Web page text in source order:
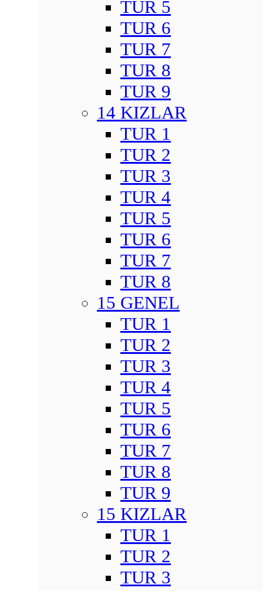
TUR 5
TUR 6
TUR 7
TUR 8
TUR 9
14 KIZLAR
TUR 1
TUR 2
TUR 3
TUR 4
TUR 5
TUR 6
TUR 7
TUR 8
15 GENEL
TUR 1
TUR 2
TUR 3
TUR 4
TUR 5
TUR 6
TUR 7
TUR 8
TUR 9
15 KIZLAR
TUR 1
TUR 2
TUR 3